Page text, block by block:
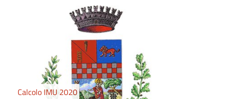
Calcolo IMU 2020